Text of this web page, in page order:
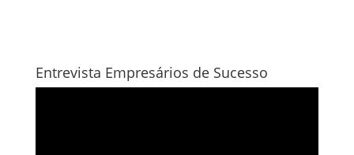
Entrevista Empresários de Sucesso